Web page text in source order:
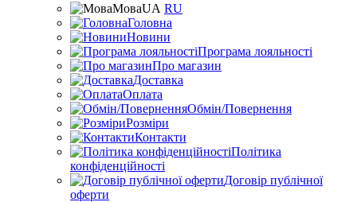
МоваUA RU
Головна
Новини
Програма лояльності
Про магазин
Доставка
Оплата
Обмін/Повернення
Розміри
Контакти
Політика
конфіденційності
Договір публічної
оферти